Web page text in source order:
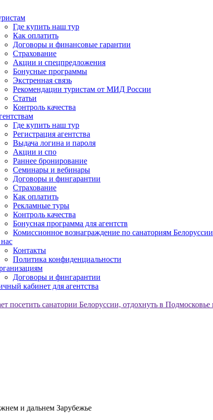
Где купить наш тур
Как оплатить
Договоры и финансовые гарантии
Страхование
Акции и спецпредложения
Бонусные программы
Экстренная связь
Рекомендации туристам от МИД России
Статьи
Контроль качества
Где купить наш тур
Регистрация агентства
Выдача логина и пароля
Акции и спо
Раннее бронирование
Семинары и вебинары
Договоры и фингарантии
Страхование
Как оплатить
Рекламные туры
Контроль качества
Бонусная программа для агентств
Комиссионное вознаграждение по санаториям Белоруссии
Контакты
Политика конфиденциальности
Договоры и фингарантии
кабинет для агентства
и дальнем Зарубежье